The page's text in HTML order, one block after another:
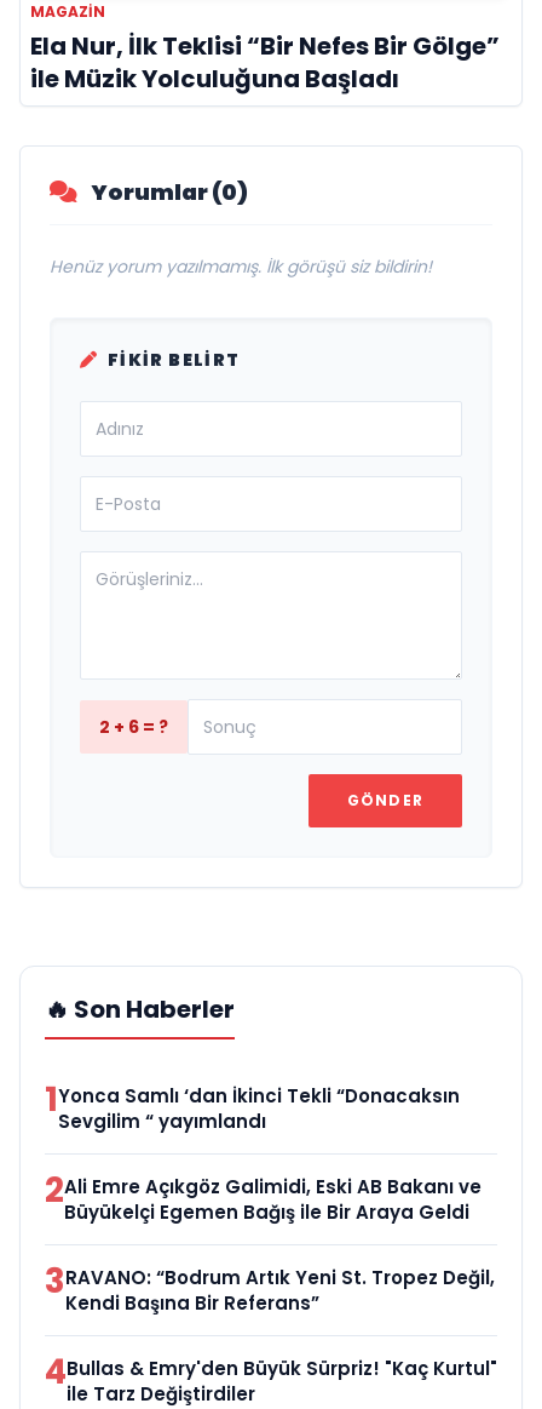
MAGAZİN
Ela Nur, İlk Teklisi “Bir Nefes Bir Gölge”
ile Müzik Yolculuğuna Başladı
Yorumlar (0)
Henüz yorum yazılmamış. İlk görüşü siz bildirin!
FIKIR BELIRT
2 + 6 = ?
GÖNDER
🔥 Son Haberler
1Yonca Samlı ‘dan İkinci Tekli “Donacaksın
Sevgilim “ yayımlandı
2Ali Emre Açıkgöz Galimidi, Eski AB Bakanı ve
Büyükelçi Egemen Bağış ile Bir Araya Geldi
3RAVANO: “Bodrum Artık Yeni St. Tropez Değil,
Kendi Başına Bir Referans”
4Bullas & Emry'den Büyük Sürpriz! "Kaç Kurtul"
ile Tarz Değiştirdiler